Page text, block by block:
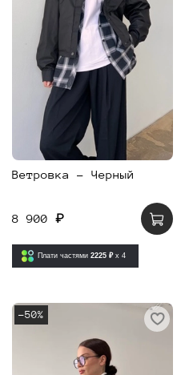
Ветровка - Черный
8 900 ₽
Плати частями 2225 ₽ x 4
-50%